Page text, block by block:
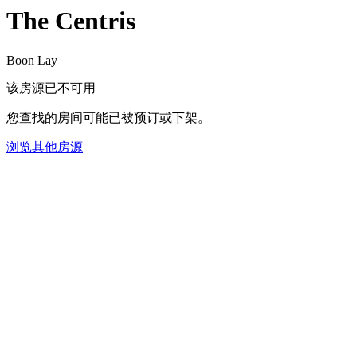
The Centris
Boon Lay
该房源已不可用
您查找的房间可能已被预订或下架。
浏览其他房源